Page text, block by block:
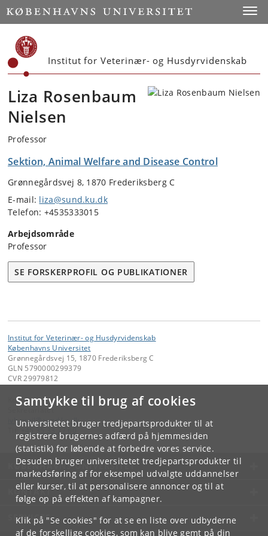
Samtykke til brug af cookies
Universitetet bruger tredjepartsprodukter til at
registrere brugernes adfærd på hjemmesiden
(statistik) for løbende at forbedre vores service.
Desuden bruger universitetet tredjepartsprodukter til
markedsføring af for eksempel udvalgte uddannelser
eller kurser, til at personalisere annoncer og til at
følge op på effekten af kampagner.
Klik på "Se cookies" for at se en liste over udbyderne
af de forskellige cookies, som kan blive gemt på din
Start
Institut for Veterinær- og Husdyrvidenskab
Liza Rosenbaum
Nielsen
Professor
Sektion, Animal Welfare and Disease Control
Grønnegårdsvej 8, 1870 Frederiksberg C
E-mail: liza@sund.ku.dk
Telefon: +4535333015
Arbejdsområde
Professor
SE FORSKERPROFIL OG PUBLIKATIONER
Institut for Veterinær- og Husdyrvidenskab
Københavns Universitet
Grønnegårdsvej 15, 1870 Frederiksberg C
GLN 5790000299379
CVR 29979812
Kontakt:
Sekretariatet
ivh-mail@sund.ku. dk
KØBENHAVNS UNIVERSITET
KONTAKT
SERVICES